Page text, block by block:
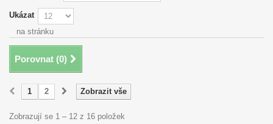
Ukázat
na stránku
Porovnat (0)
Zobrazit vše
1 2
Zobrazují se 1 – 12 z 16 položek